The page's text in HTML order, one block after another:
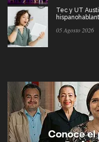
Tec y UT
05 Agosto 2026